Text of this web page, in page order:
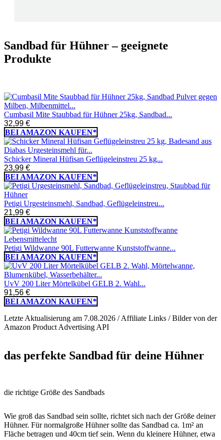
Sandbad für Hühner – geeignete
Produkte
Cumbasil Mite Staubbad für Hühner 25kg, Sandbad...
32,99 €
BEI AMAZON KAUFEN*
Schicker Mineral Hüfisan Geflügeleinstreu 25 kg...
23,99 €
BEI AMAZON KAUFEN*
Petigi Urgesteinsmehl, Sandbad, Geflügeleinstreu...
21,99 €
BEI AMAZON KAUFEN*
Petigi Wildwanne 90L Futterwanne Kunststoffwanne...
BEI AMAZON KAUFEN*
UvV 200 Liter Mörtelkübel GELB 2. Wahl...
91,56 €
BEI AMAZON KAUFEN*
Letzte Aktualisierung am 7.08.2026 / Affiliate Links / Bilder von der
Amazon Product Advertising API
das perfekte Sandbad für deine Hühner
die richtige Größe des Sandbads
Wie groß das Sandbad sein sollte, richtet sich nach der Größe deiner
Hühner. Für normalgroße Hühner sollte das Sandbad ca. 1m² an
Fläche betragen und 40cm tief sein. Wenn du kleinere Hühner, etwa